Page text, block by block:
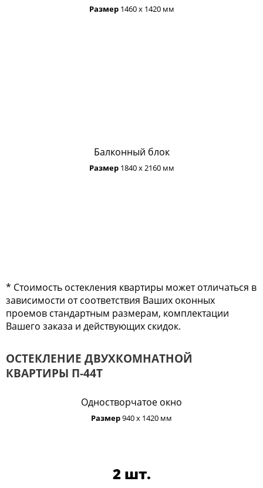
Размер1460 х 1420 мм
Балконный блок
Размер1840 х 2160 мм
* Стоимость остекления квартиры может отличаться в
зависимости от соответствия Ваших оконных
проемов стандартным размерам, комплектации
Вашего заказа и действующих скидок.
ОСТЕКЛЕНИЕ ДВУХКОМНАТНОЙ
КВАРТИРЫ П-44Т
Одностворчатое окно
Размер940 х 1420 мм
2 шт.